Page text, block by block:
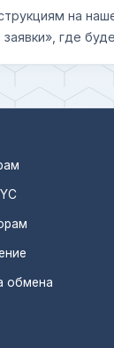
на
где
обмена